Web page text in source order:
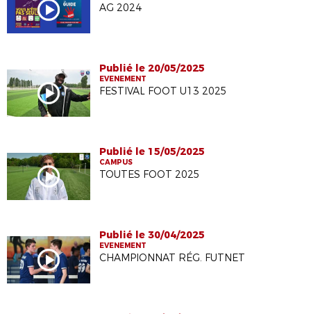
AG 2024
Publié le 20/05/2025
EVENEMENT
FESTIVAL FOOT U13 2025
Publié le 15/05/2025
CAMPUS
TOUTES FOOT 2025
Publié le 30/04/2025
EVENEMENT
CHAMPIONNAT RÉG. FUTNET